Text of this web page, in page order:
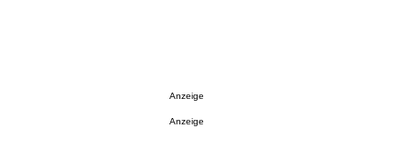
Anzeige
Anzeige